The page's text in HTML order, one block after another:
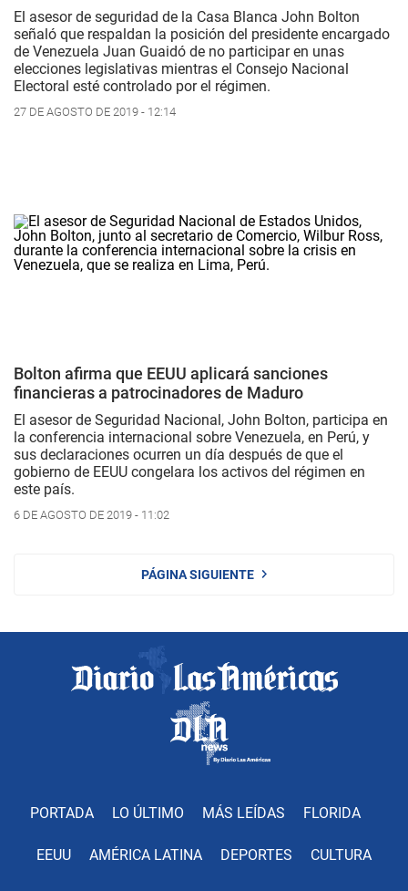
El asesor de seguridad de la Casa Blanca John Bolton
señaló que respaldan la posición del presidente encargado
de Venezuela Juan Guaidó de no participar en unas
elecciones legislativas mientras el Consejo Nacional
Electoral esté controlado por el régimen.
27 DE AGOSTO DE 2019 - 12:14
Bolton afirma que EEUU aplicará sanciones
financieras a patrocinadores de Maduro
El asesor de Seguridad Nacional, John Bolton, participa en
la conferencia internacional sobre Venezuela, en Perú, y
sus declaraciones ocurren un día después de que el
gobierno de EEUU congelara los activos del régimen en
este país.
6 DE AGOSTO DE 2019 - 11:02
PÁGINA SIGUIENTE
PORTADA LO ÚLTIMO MÁS LEÍDAS FLORIDA
EEUU AMÉRICA LATINA DEPORTES CULTURA